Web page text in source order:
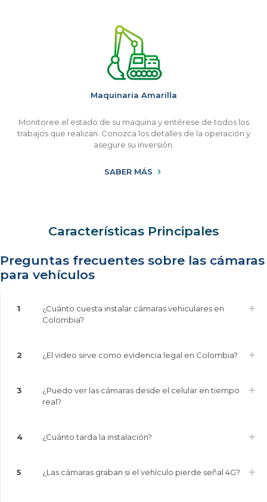
Maquinaria Amarilla
Monitoree el estado de su maquina y entérese de todos los
trabajos que realizan. Conozca los detalles de la operación y
asegure su inversión.
SABER MÁS
Características Principales
Preguntas frecuentes sobre las cámaras
para vehículos
1
¿Cuánto cuesta instalar cámaras vehiculares en
Colombia?
2 ¿El video sirve como evidencia legal en Colombia?
3
¿Puedo ver las cámaras desde el celular en tiempo
real?
4 ¿Cuánto tarda la instalación?
5 ¿Las cámaras graban si el vehículo pierde señal 4G?